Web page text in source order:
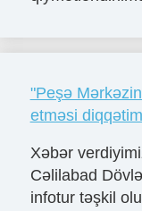
"Peşə
etməsi
Xəbər
Cəlilabad
infotur təşkil